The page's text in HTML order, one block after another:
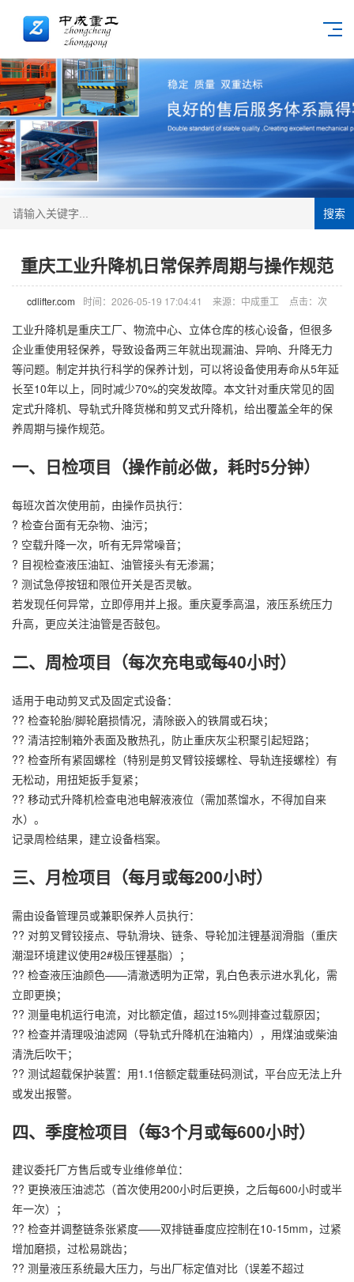
搜索
重庆工业升降机日常保养周期与操作规范
cdlifter.com 时间：2026-05-19 17:04:41 来源：中成重工 点击： 次
工业升降机是重庆工厂、物流中心、立体仓库的核心设备，但很多
企业重使用轻保养，导致设备两三年就出现漏油、异响、升降无力
等问题。制定并执行科学的保养计划，可以将设备使用寿命从5年延
长至10年以上，同时减少70%的突发故障。本文针对重庆常见的固
定式升降机、导轨式升降货梯和剪叉式升降机，给出覆盖全年的保
养周期与操作规范。
一、日检项目（操作前必做，耗时5分钟）
每班次首次使用前，由操作员执行：
? 检查台面有无杂物、油污；
? 空载升降一次，听有无异常噪音；
? 目视检查液压油缸、油管接头有无渗漏；
? 测试急停按钮和限位开关是否灵敏。
若发现任何异常，立即停用并上报。重庆夏季高温，液压系统压力
升高，更应关注油管是否鼓包。
二、周检项目（每次充电或每40小时）
适用于电动剪叉式及固定式设备：
?? 检查轮胎/脚轮磨损情况，清除嵌入的铁屑或石块；
?? 清洁控制箱外表面及散热孔，防止重庆灰尘积聚引起短路；
?? 检查所有紧固螺栓（特别是剪叉臂铰接螺栓、导轨连接螺栓）有
无松动，用扭矩扳手复紧；
?? 移动式升降机检查电池电解液液位（需加蒸馏水，不得加自来
水）。
记录周检结果，建立设备档案。
三、月检项目（每月或每200小时）
需由设备管理员或兼职保养人员执行：
?? 对剪叉臂铰接点、导轨滑块、链条、导轮加注锂基润滑脂（重庆
潮湿环境建议使用2#极压锂基脂）；
?? 检查液压油颜色——清澈透明为正常，乳白色表示进水乳化，需
立即更换；
?? 测量电机运行电流，对比额定值，超过15%则排查过载原因；
?? 检查并清理吸油滤网（导轨式升降机在油箱内），用煤油或柴油
清洗后吹干；
?? 测试超载保护装置：用1.1倍额定载重砝码测试，平台应无法上升
或发出报警。
四、季度检项目（每3个月或每600小时）
建议委托厂方售后或专业维修单位：
?? 更换液压油滤芯（首次使用200小时后更换，之后每600小时或半
年一次）；
?? 检查并调整链条张紧度——双排链垂度应控制在10-15mm，过紧
增加磨损，过松易跳齿；
?? 测量液压系统最大压力，与出厂标定值对比（误差不超过